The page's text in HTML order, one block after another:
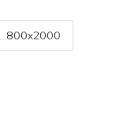
800x2000